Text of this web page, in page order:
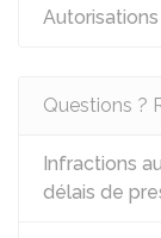
Questions ?
Infractions
délais de